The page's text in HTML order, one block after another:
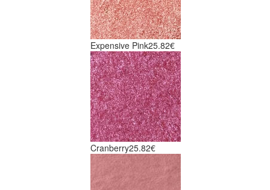
Expensive Pink25.82€
Cranberry25.82€